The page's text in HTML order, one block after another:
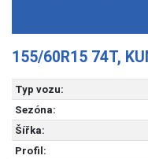
155/60R15 74T,
Typ vozu:
Sezóna:
Šířka:
Profil: